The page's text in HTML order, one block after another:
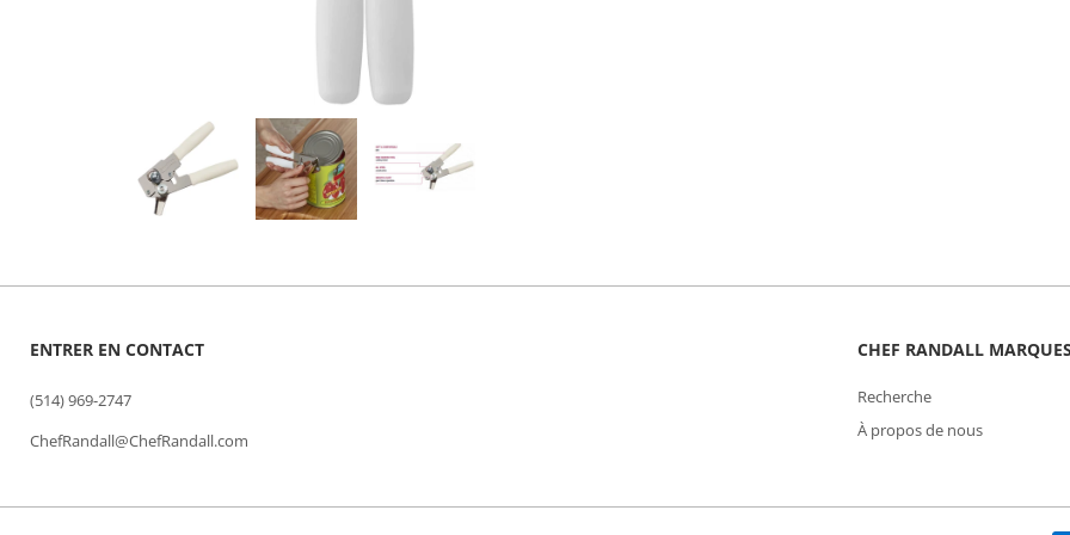
ENTRER EN CONTACT
(514) 969-2747
ChefRandall@ChefRandall.com
CHEF RANDALL
Recherche
À propos de nous